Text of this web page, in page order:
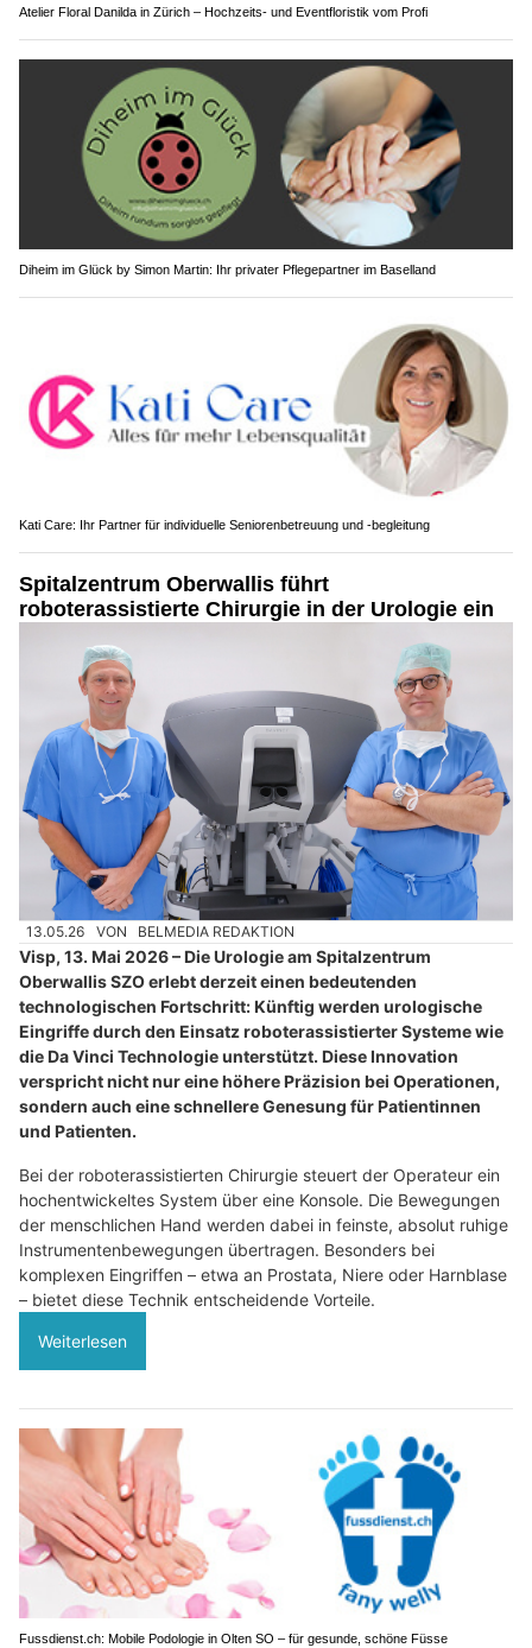
Atelier Floral Danilda in Zürich – Hochzeits- und Eventfloristik vom Profi
Diheim im Glück by Simon Martin: Ihr privater Pflegepartner im Baselland
Kati Care: Ihr Partner für individuelle Seniorenbetreuung und -begleitung
Spitalzentrum Oberwallis führt
roboterassistierte Chirurgie in der Urologie ein
13.05.26 VON BELMEDIA REDAKTION
Visp, 13. Mai 2026 – Die Urologie am Spitalzentrum
Oberwallis SZO erlebt derzeit einen bedeutenden
technologischen Fortschritt: Künftig werden urologische
Eingriffe durch den Einsatz roboterassistierter Systeme wie
die Da Vinci Technologie unterstützt. Diese Innovation
verspricht nicht nur eine höhere Präzision bei Operationen,
sondern auch eine schnellere Genesung für Patientinnen
und Patienten.
Bei der roboterassistierten Chirurgie steuert der Operateur ein
hochentwickeltes System über eine Konsole. Die Bewegungen
der menschlichen Hand werden dabei in feinste, absolut ruhige
Instrumentenbewegungen übertragen. Besonders bei
komplexen Eingriffen – etwa an Prostata, Niere oder Harnblase
– bietet diese Technik entscheidende Vorteile.
Weiterlesen
Fussdienst.ch: Mobile Podologie in Olten SO – für gesunde, schöne Füsse